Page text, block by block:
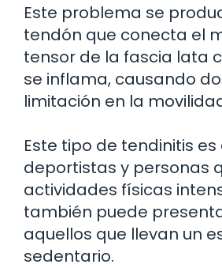
Este problema se
tendón que conecta el
tensor de la fascia lata
se inflama, causando
limitación en la
Este tipo de tendinitis
deportistas y personas
actividades físicas
también puede
aquellos que llevan un
sedentario.